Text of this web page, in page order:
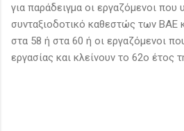
για παράδειγμα οι εργαζόμενοι που
συνταξιοδοτικό καθεστώς των ΒΑΕ
στα 58 ή στα 60 ή οι εργαζόμενοι
εργασίας και κλείνουν το 62ο έτος